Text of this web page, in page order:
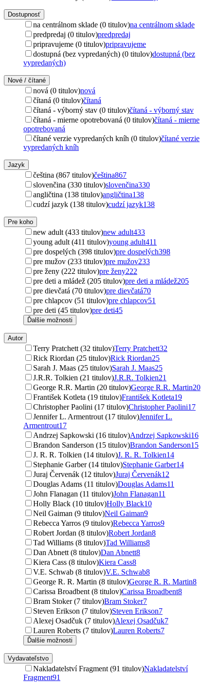
Dostupnosť
na centrálnom sklade (0 titulov)na centrálnom sklade
predpredaj (0 titulov)predpredaj
pripravujeme (0 titulov)pripravujeme
dostupná (bez vypredaných) (0 titulov)dostupná (bez
vypredaných)
Nové / čítané
nová (0 titulov)nová
čítaná (0 titulov)čítaná
čítaná - výborný stav (0 titulov)čítaná - výborný stav
čítaná - mierne opotrebovaná (0 titulov)čítaná - mierne
opotrebovaná
čítané verzie vypredaných kníh (0 titulov)čítané verzie
vypredaných kníh
Jazyk
čeština (867 titulov)čeština867
slovenčina (330 titulov)slovenčina330
angličtina (138 titulov)angličtina138
cudzí jazyk (138 titulov)cudzí jazyk138
Pre koho
new adult (433 titulov)new adult433
young adult (411 titulov)young adult411
pre dospelých (398 titulov)pre dospelých398
pre mužov (233 titulov)pre mužov233
pre ženy (222 titulov)pre ženy222
pre deti a mládež (205 titulov)pre deti a mládež205
pre dievčatá (70 titulov)pre dievčatá70
pre chlapcov (51 titulov)pre chlapcov51
pre deti (45 titulov)pre deti45
Ďalšie možnosti
Autor
Terry Pratchett (32 titulov)Terry Pratchett32
Rick Riordan (25 titulov)Rick Riordan25
Sarah J. Maas (25 titulov)Sarah J. Maas25
J.R.R. Tolkien (21 titulov)J.R.R. Tolkien21
George R.R. Martin (20 titulov)George R.R. Martin20
František Kotleta (19 titulov)František Kotleta19
Christopher Paolini (17 titulov)Christopher Paolini17
Jennifer L. Armentrout (17 titulov)Jennifer L.
Armentrout17
Andrzej Sapkowski (16 titulov)Andrzej Sapkowski16
Brandon Sanderson (15 titulov)Brandon Sanderson15
J. R. R. Tolkien (14 titulov)J. R. R. Tolkien14
Stephanie Garber (14 titulov)Stephanie Garber14
Juraj Červenák (12 titulov)Juraj Červenák12
Douglas Adams (11 titulov)Douglas Adams11
John Flanagan (11 titulov)John Flanagan11
Holly Black (10 titulov)Holly Black10
Neil Gaiman (9 titulov)Neil Gaiman9
Rebecca Yarros (9 titulov)Rebecca Yarros9
Robert Jordan (8 titulov)Robert Jordan8
Tad Williams (8 titulov)Tad Williams8
Dan Abnett (8 titulov)Dan Abnett8
Kiera Cass (8 titulov)Kiera Cass8
V.E. Schwab (8 titulov)V.E. Schwab8
George R. R. Martin (8 titulov)George R. R. Martin8
Carissa Broadbent (8 titulov)Carissa Broadbent8
Bram Stoker (7 titulov)Bram Stoker7
Steven Erikson (7 titulov)Steven Erikson7
Alexej Osadčuk (7 titulov)Alexej Osadčuk7
Lauren Roberts (7 titulov)Lauren Roberts7
Ďalšie možnosti
Vydavateľstvo
Nakladatelství Fragment (91 titulov)Nakladatelství
Fragment91